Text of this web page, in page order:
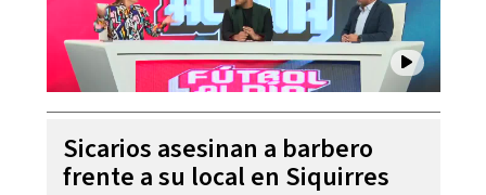
Sicarios asesinan a barbero
frente a su local en Siquirres